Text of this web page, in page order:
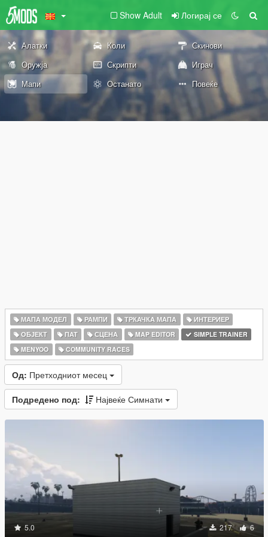
Show Adult Логирај се
Алатки Коли
Скинови
Оружја
Скрипти
Играч
Мапи
Останато Повеќе
МАПА МОДЕЛ РАМПИ ТРКАЧКА МАПА
ИНТЕРИЕР
ОБЈЕКТ
ПАТ СЦЕНА MAP EDITOR
SIMPLE TRAINER
MENYOO
COMMUNITY RACES
Од: Претходниот месец
Подредено под: Највеќе Симнати
5.0 217 6